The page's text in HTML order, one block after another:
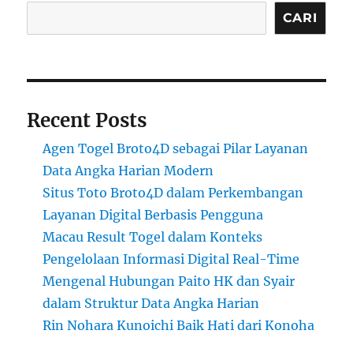
CARI
Recent Posts
Agen Togel Broto4D sebagai Pilar Layanan
Data Angka Harian Modern
Situs Toto Broto4D dalam Perkembangan
Layanan Digital Berbasis Pengguna
Macau Result Togel dalam Konteks
Pengelolaan Informasi Digital Real-Time
Mengenal Hubungan Paito HK dan Syair
dalam Struktur Data Angka Harian
Rin Nohara Kunoichi Baik Hati dari Konoha